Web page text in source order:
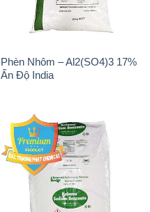
Phèn Nhôm – Al2(SO4)3 17%
Ấn Độ India